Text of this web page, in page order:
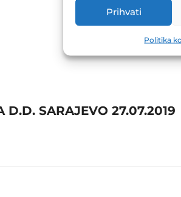
Prihvati
Politika
D.D. SARAJEVO 27.07.2019